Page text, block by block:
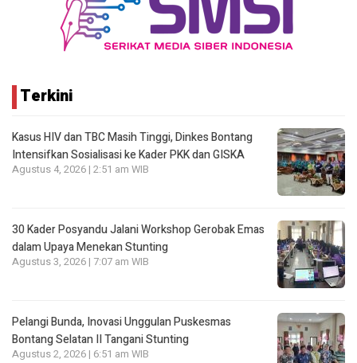
Terkini
Kasus HIV dan TBC Masih Tinggi, Dinkes Bontang
Intensifkan Sosialisasi ke Kader PKK dan GISKA
Agustus 4, 2026 | 2:51 am WIB
30 Kader Posyandu Jalani Workshop Gerobak Emas
dalam Upaya Menekan Stunting
Agustus 3, 2026 | 7:07 am WIB
Pelangi Bunda, Inovasi Unggulan Puskesmas
Bontang Selatan II Tangani Stunting
Agustus 2, 2026 | 6:51 am WIB